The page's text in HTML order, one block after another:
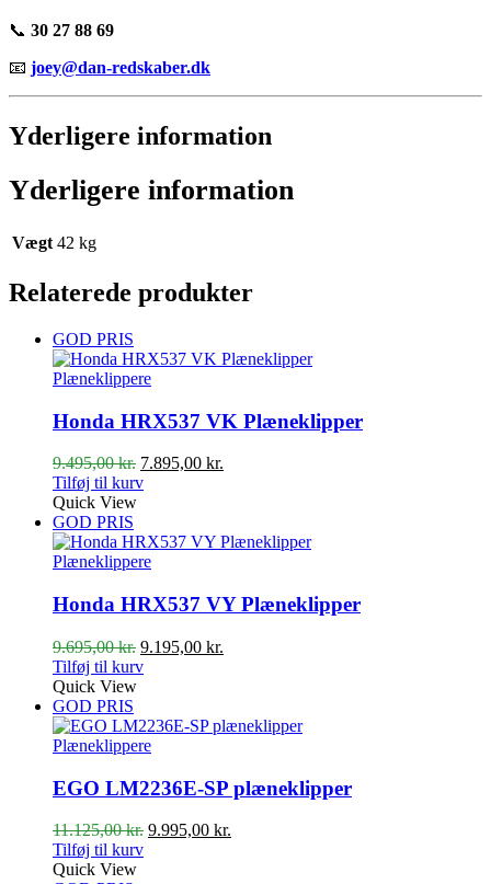
📞 30 27 88 69
📧 joey@dan-redskaber.dk
Yderligere information
Yderligere information
Vægt 42 kg
Relaterede produkter
GOD PRIS
Plæneklippere
Honda HRX537 VK Plæneklipper
9.495,00kr. Den
oprindelige
9.495,00 kr..
7.895,00 kr.
7.895,00 kr..
Tilføj til kurv
Quick View
GOD PRIS
Plæneklippere
Honda HRX537 VY Plæneklipper
9.695,00kr. Den
oprindelige
9.695,00 kr..
9.195,00 kr.
9.195,00 kr..
Tilføj til kurv
Quick View
GOD PRIS
Plæneklippere
EGO LM2236E-SP plæneklipper
11.125,00kr. Den
9.995,00 kr.
Tilføj til kurv
Quick View